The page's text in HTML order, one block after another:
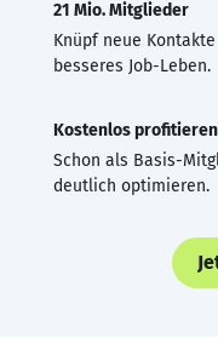
21 Mio. Mitglieder
Knüpf neue
besseres Job-Leben.
Kostenlos profitieren
Schon als Basis-
deutlich optimieren.